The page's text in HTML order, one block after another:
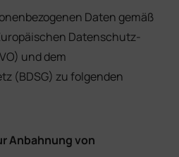
Daten gemäß
Datenschutz-
und dem
(BDSG) zu folgenden
Anbahnung von